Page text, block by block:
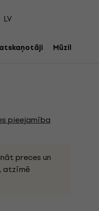
LV
Mūzikas
pieejamība
preces un
atzīmē